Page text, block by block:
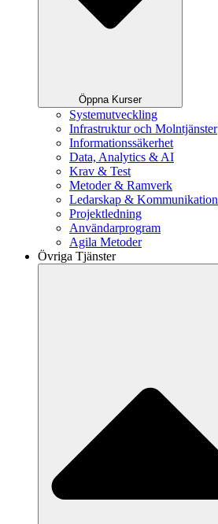
Öppna Kurser
Systemutveckling
Infrastruktur och Molntjänster
Informationssäkerhet
Data, Analytics & AI
Krav & Test
Metoder & Ramverk
Ledarskap & Kommunikation
Projektledning
Användarprogram
Agila Metoder
Övriga Tjänster